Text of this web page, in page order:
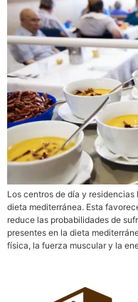
Los centros de día y residencias
dieta mediterránea. Esta
reduce las probabilidades de
presentes en la dieta
física, la fuerza muscular y la